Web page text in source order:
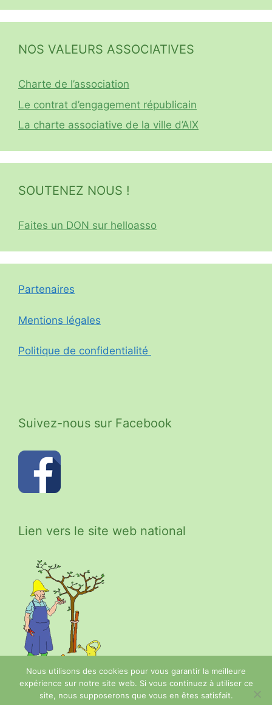
NOS VALEURS ASSOCIATIVES
Charte de l’association
Le contrat d’engagement républicain
La charte associative de la ville d’AIX
SOUTENEZ NOUS !
Faites un DON sur helloasso
Partenaires
Mentions légales
Politique de confidentialité
Suivez-nous sur Facebook
Lien vers le site web national
Nous utilisons des cookies pour vous garantir la meilleure
expérience sur notre site web. Si vous continuez à utiliser ce
site, nous supposerons que vous en êtes satisfait.